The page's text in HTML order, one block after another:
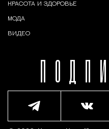
КРАСОТА И ЗДОРОВЬЕ
МОДА
ВИДЕО